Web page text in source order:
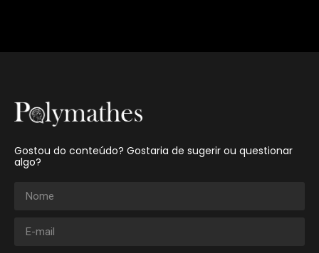
Gostou do conteúdo? Gostaria de sugerir ou questionar
algo?